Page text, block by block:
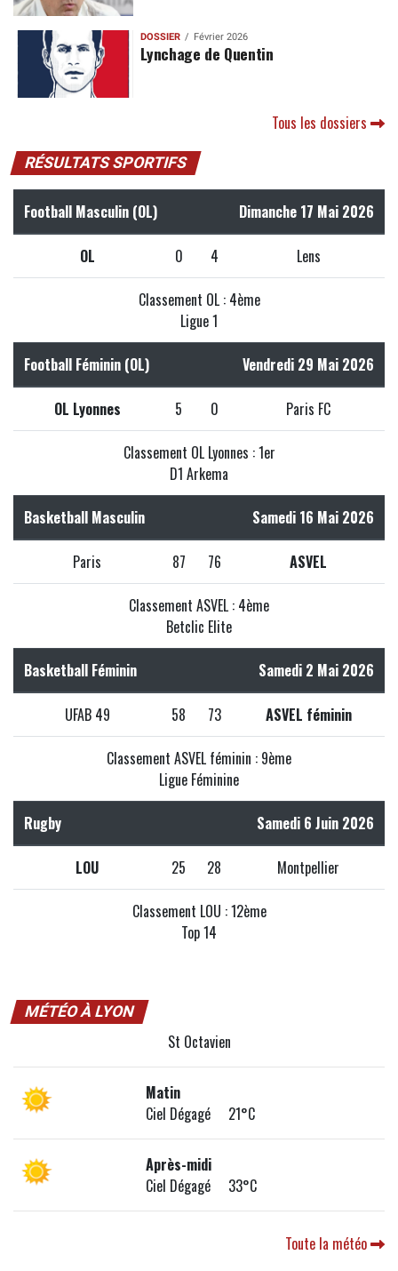
DOSSIER Février 2026
Lynchage de Quentin
Tous les dossiers
RÉSULTATS SPORTIFS
Football Masculin (OL) Dimanche 17 Mai 2026
OL 0 4 Lens
Classement OL : 4ème
Ligue 1
Football Féminin (OL) Vendredi 29 Mai 2026
OL Lyonnes 5 0 Paris FC
Classement OL Lyonnes : 1er
D1 Arkema
Basketball Masculin Samedi 16 Mai 2026
Paris 87 76 ASVEL
Classement ASVEL : 4ème
Betclic Elite
Basketball Féminin Samedi 2 Mai 2026
UFAB 49 58 73 ASVEL féminin
Classement ASVEL féminin : 9ème
Ligue Féminine
Rugby Samedi 6 Juin 2026
LOU 25 28 Montpellier
Classement LOU : 12ème
Top 14
MÉTÉO À LYON
St Octavien
Matin
Ciel Dégagé 21°C
Après-midi
Ciel Dégagé 33°C
Toute la météo